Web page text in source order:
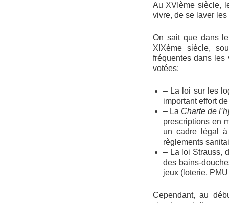
Au XVIème siècle,
vivre, de se laver
On sait que dans
XIXème siècle,
fréquentes dans les
votées:
– La loi sur les
important effort
– La Charte de
prescriptions en
un cadre légal
règlements
– La loi Strauss,
des bains-
jeux (loterie,
Cependant, au